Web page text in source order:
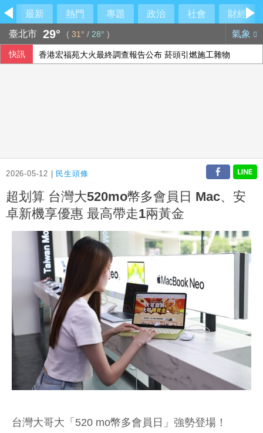
最新 熱門 專題 政治 社會
財經
臺北市 29° ( 31° / 28° ) 氣象
快訊 香港宏福苑大火最終調查報告公布 菸頭引燃施工雜物
2026-05-12 | 民生頭條
超划算 台灣大520mo幣多會員日 Mac、安
卓新機享優惠 最高帶走1兩黃金
台灣大哥大「520 mo幣多會員日」強勢登場！